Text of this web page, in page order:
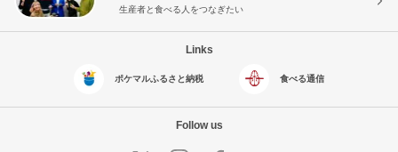
生産者と食べる人をつなぎたい
Links
ポケマルふるさと納税 食べる通信
Follow us